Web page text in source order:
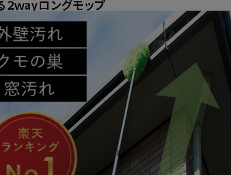
・紫外線対策グッズ ブランド一覧
グッズ アウトドアグッズ
ィケアグッズ ヘアケアグッズ
Sun Block LAB パワーバイオ
２ｗayロングモップ